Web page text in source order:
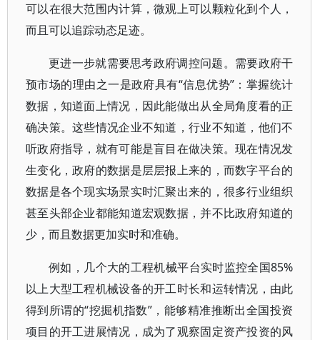
可以在很大范围内计算，微观上可以颗粒化到个人，
而且可以追踪动态足迹。
更进一步就需要思考政府调控问题。需要政府干
预市场的理由之一是政府具有“信息优势”：掌握统计
数据，知道面上情况，因此能做出从全局角度看的正
确决策。这些情况企业不知道，行业不知道，他们不
听政府指导，就有可能是盲目在做决策。现在情况发
生变化，政府的数据是层层报上来的，而数字平台的
数据是各个现实场景实时汇聚出来的，很多行业组织
甚至头部企业都能知道宏观数据，并不比政府知道的
少，而且数据更加实时和准确。
例如，几个大的工程机械平台实时监控全国85%
以上大型工程机械设备的开工时长和运转情况，由此
得到所谓的“挖掘机指数”，能够精准推断出全国投资
项目的开工进展情况，成为了观察固定资产投资的风